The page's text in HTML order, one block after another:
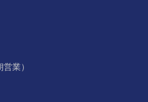
業）